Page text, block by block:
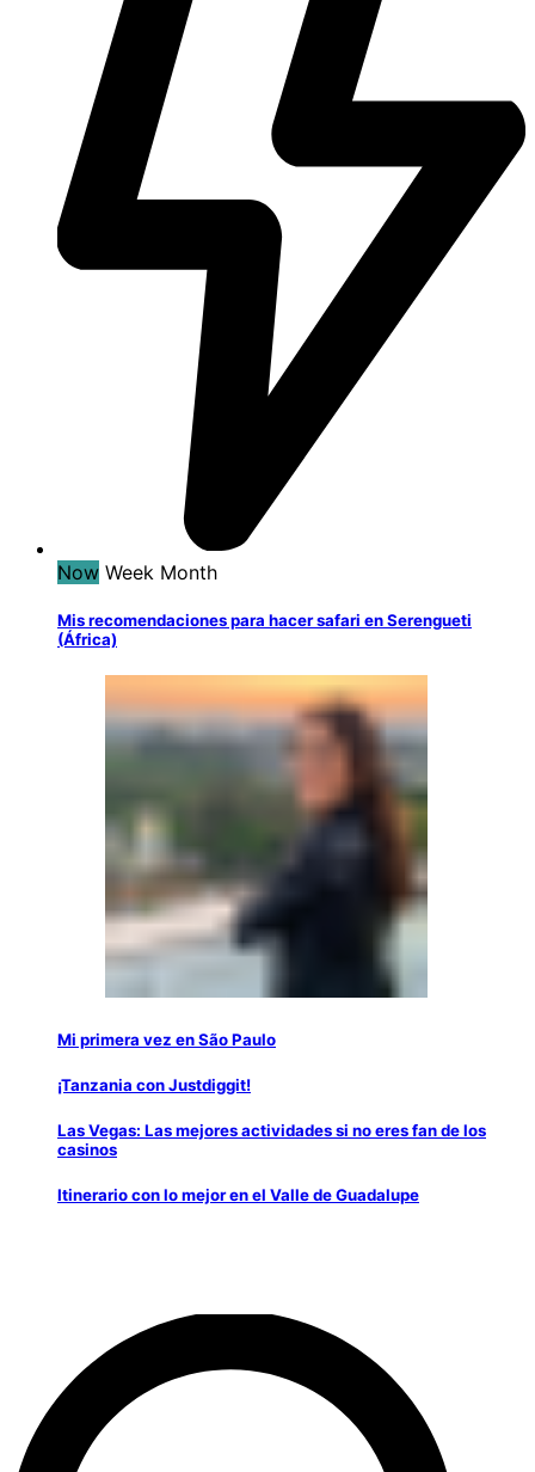
Now Week Month
Mis recomendaciones para hacer safari en Serengueti
(África)
Mi primera vez en São Paulo
¡Tanzania con Justdiggit!
Las Vegas: Las mejores actividades si no eres fan de los
casinos
Itinerario con lo mejor en el Valle de Guadalupe